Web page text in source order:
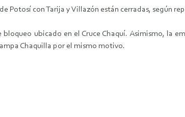
Potosí con Tarija y Villazón están cerradas, según
ubicado en el Cruce Chaquí. Asimismo, la
Chaquilla por el mismo motivo.